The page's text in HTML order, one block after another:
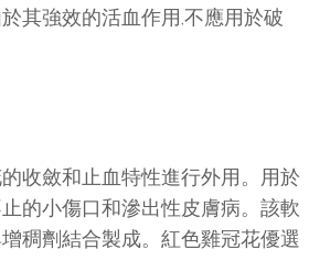
其強效的活血作用,不應用於破
收斂和止血特性進行外用。用於
的小傷口和滲出性皮膚病。該軟
稠劑結合製成。紅色雞冠花優選